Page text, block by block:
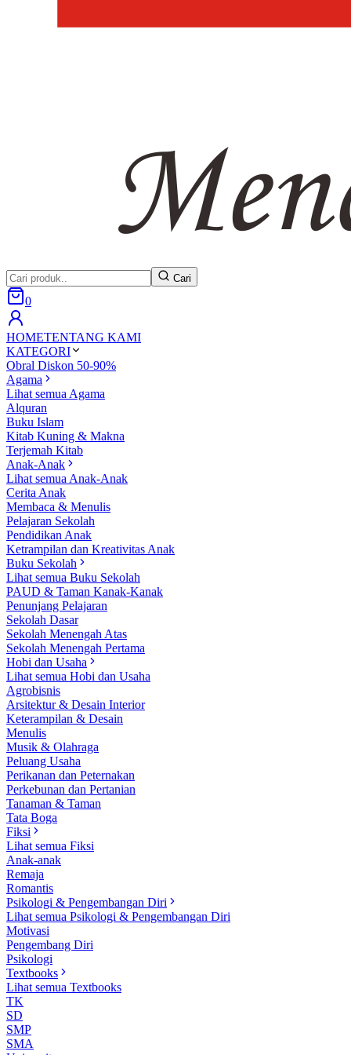
Cari
0
HOMETENTANG KAMI
KATEGORI
Obral Diskon 50-90%
Agama
Lihat semua Agama
Alquran
Buku Islam
Kitab Kuning & Makna
Terjemah Kitab
Anak-Anak
Lihat semua Anak-Anak
Cerita Anak
Membaca & Menulis
Pelajaran Sekolah
Pendidikan Anak
Ketrampilan dan Kreativitas Anak
Buku Sekolah
Lihat semua Buku Sekolah
PAUD & Taman Kanak-Kanak
Penunjang Pelajaran
Sekolah Dasar
Sekolah Menengah Atas
Sekolah Menengah Pertama
Hobi dan Usaha
Lihat semua Hobi dan Usaha
Agrobisnis
Arsitektur & Desain Interior
Keterampilan & Desain
Menulis
Musik & Olahraga
Peluang Usaha
Perikanan dan Peternakan
Perkebunan dan Pertanian
Tanaman & Taman
Tata Boga
Fiksi
Lihat semua Fiksi
Anak-anak
Remaja
Romantis
Psikologi & Pengembangan Diri
Lihat semua Psikologi & Pengembangan Diri
Motivasi
Pengembang Diri
Psikologi
Textbooks
Lihat semua Textbooks
TK
SD
SMP
SMA